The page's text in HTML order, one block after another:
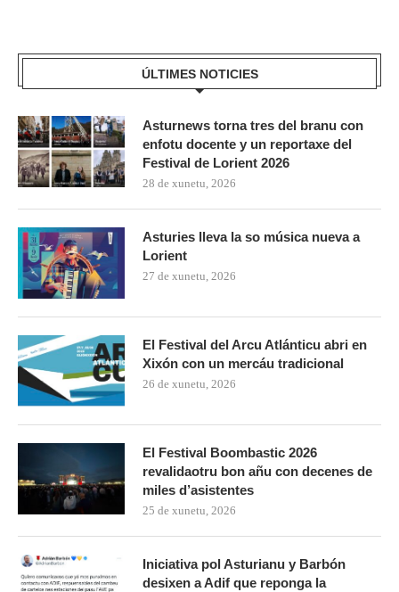
ÚLTIMES NOTICIES
Asturnews torna tres del branu con
enfotu docente y un reportaxe del
Festival de Lorient 2026
28 de xunetu, 2026
Asturies lleva la so música nueva a
Lorient
27 de xunetu, 2026
El Festival del Arcu Atlánticu abri en
Xixón con un mercáu tradicional
26 de xunetu, 2026
El Festival Boombastic 2026
revalidaotru bon añu con decenes de
miles d’asistentes
25 de xunetu, 2026
Iniciativa pol Asturianu y Barbón
desixen a Adif que reponga la